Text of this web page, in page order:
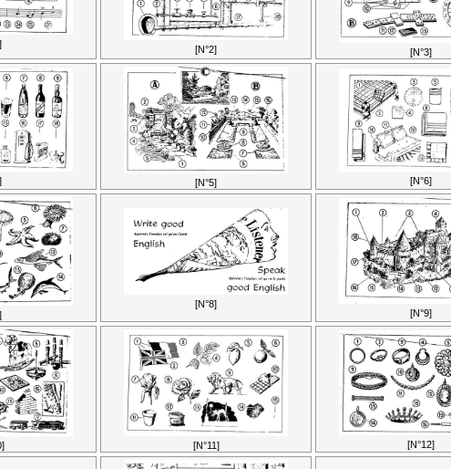
[N°2] [N°3]
[N°5] [N°6]
[N°8]
[N°9]
[N°11] [N°12]